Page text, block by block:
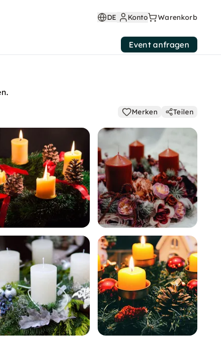
DE Konto Warenkorb
Event anfragen
Merken Teilen